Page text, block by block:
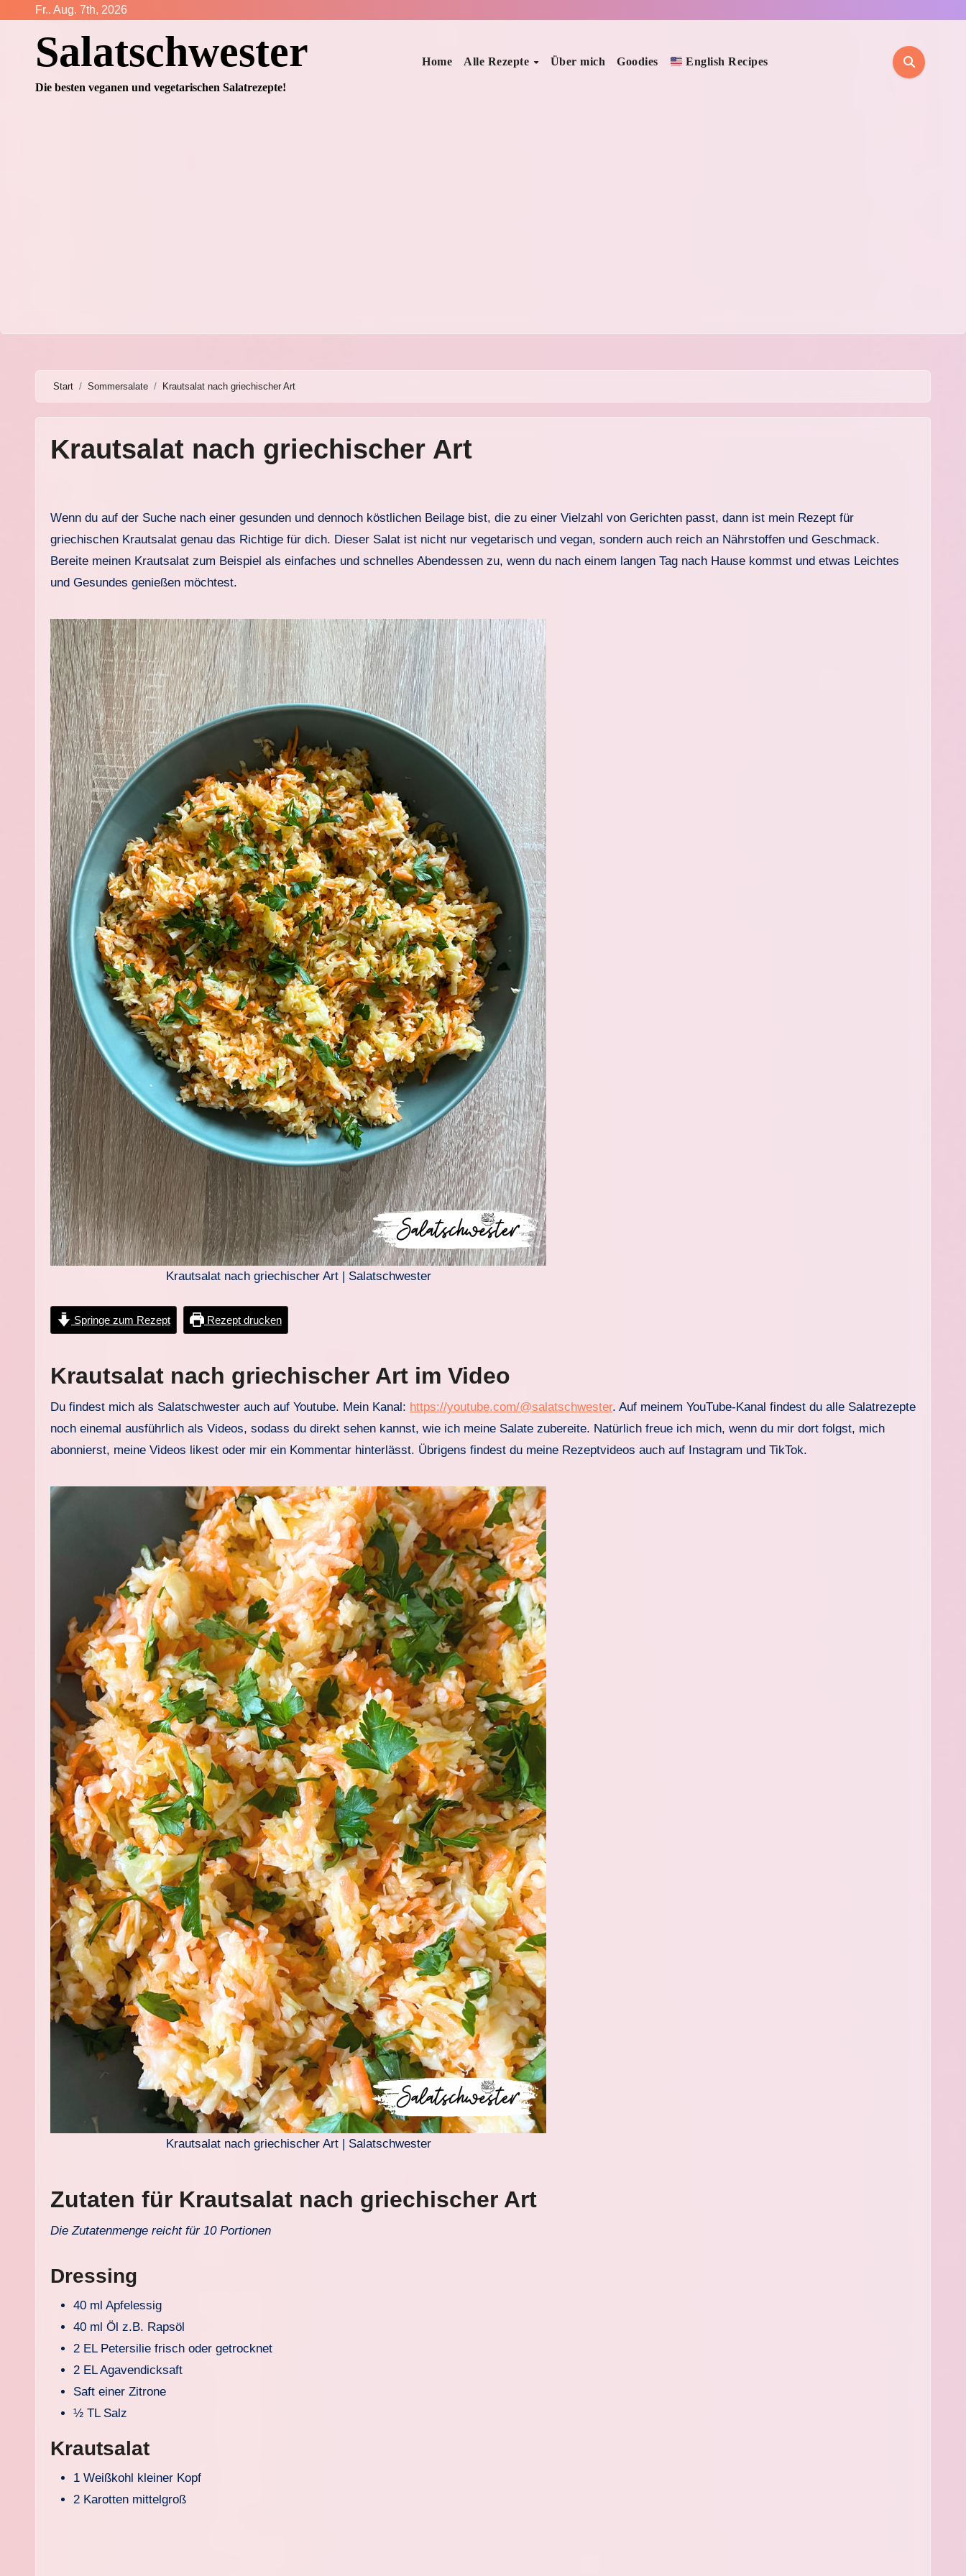
springen
Fr.. Aug. 7th, 2026
Salatschwester
Die besten veganen und vegetarischen Salatrezepte!
Home Alle Rezepte Über mich Goodies English Recipes
Start Sommersalate Krautsalat nach griechischer Art
Krautsalat nach griechischer Art
Wenn du auf der Suche nach einer gesunden und dennoch köstlichen Beilage bist, die zu einer Vielzahl von Gerichten passt, dann ist mein Rezept für
griechischen Krautsalat genau das Richtige für dich. Dieser Salat ist nicht nur vegetarisch und vegan, sondern auch reich an Nährstoffen und Geschmack.
Bereite meinen Krautsalat zum Beispiel als einfaches und schnelles Abendessen zu, wenn du nach einem langen Tag nach Hause kommst und etwas Leichtes
und Gesundes genießen möchtest.
Krautsalat nach griechischer Art | Salatschwester
Springe zum Rezept Rezept drucken
Krautsalat nach griechischer Art im Video
Du findest mich als Salatschwester auch auf Youtube. Mein Kanal: https://youtube.com/@salatschwester. Auf meinem YouTube-Kanal findest du alle Salatrezepte
noch einemal ausführlich als Videos, sodass du direkt sehen kannst, wie ich meine Salate zubereite. Natürlich freue ich mich, wenn du mir dort folgst, mich
abonnierst, meine Videos likest oder mir ein Kommentar hinterlässt. Übrigens findest du meine Rezeptvideos auch auf Instagram und TikTok.
Krautsalat nach griechischer Art | Salatschwester
Zutaten für Krautsalat nach griechischer Art
Die Zutatenmenge reicht für 10 Portionen
Dressing
40 ml Apfelessig
40 ml Öl z.B. Rapsöl
2 EL Petersilie frisch oder getrocknet
2 EL Agavendicksaft
Saft einer Zitrone
½ TL Salz
Krautsalat
1 Weißkohl kleiner Kopf
2 Karotten mittelgroß